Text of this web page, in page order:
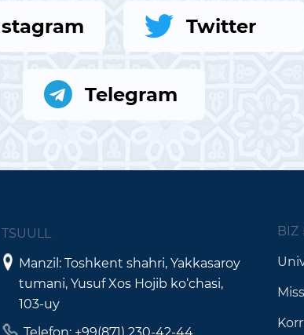
Twitter
Telegram
TSUULL
Manzil: Toshkent shahri, Yakkasaroy
tumani, Yusuf Xos Hojib ko‘chasi,
103-uy
BIZ